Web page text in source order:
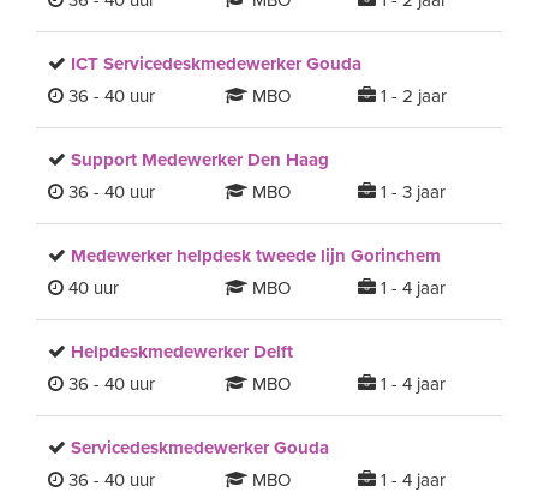
ICT Servicedeskmedewerker Gouda
36 - 40 uur
MBO 1 - 2 jaar
Support Medewerker Den Haag
36 - 40 uur
MBO 1 - 3 jaar
Medewerker helpdesk tweede lijn Gorinchem
40 uur
MBO 1 - 4 jaar
Helpdeskmedewerker Delft
36 - 40 uur
MBO 1 - 4 jaar
Servicedeskmedewerker Gouda
36 - 40 uur
MBO 1 - 4 jaar